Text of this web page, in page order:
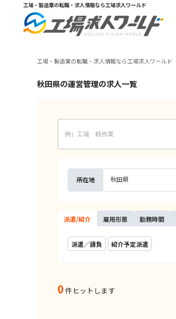
工場・製造業の転職・求人情報なら工場求人ワールド
工場・製造業の転職・求人情報なら工場求人ワールド
秋田県の運営管理の求人一覧
所在地 秋田県
派遣/紹介 雇用形態 勤務時間
派遣／請負 紹介予定派遣
0 件ヒットします